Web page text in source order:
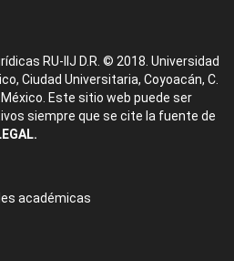
RU-IIJ D.R. © 2018. Universidad
Ciudad Universitaria, Coyoacán, C.
México. Este sitio web puede ser
siempre que se cite la fuente de
académicas